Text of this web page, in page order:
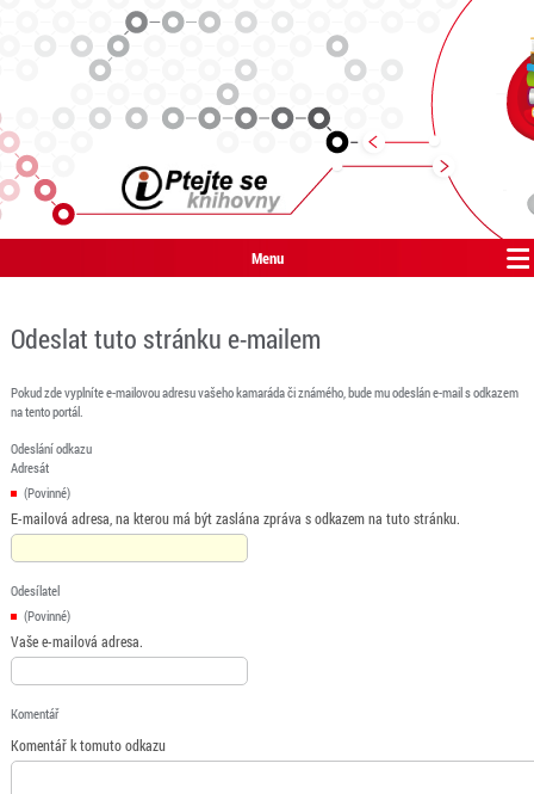
Menu
Odeslat tuto stránku e-mailem
Pokud zde vyplníte e-mailovou adresu vašeho kamaráda či známého, bude mu odeslán e-mail s odkazem
na tento portál.
Odeslání odkazu
Adresát
(Povinné)
E-mailová adresa, na kterou má být zaslána zpráva s odkazem na tuto stránku.
Odesílatel
(Povinné)
Vaše e-mailová adresa.
Komentář
Komentář k tomuto odkazu